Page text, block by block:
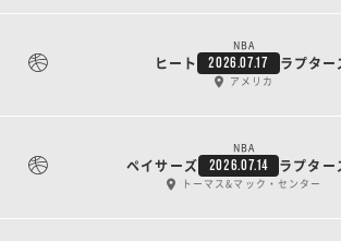
NBA
ヒート 2026.07.17 ラプター
アメリカ
NBA
ペイサーズ 2026.07.14 ラプター
トーマス&マック・センター